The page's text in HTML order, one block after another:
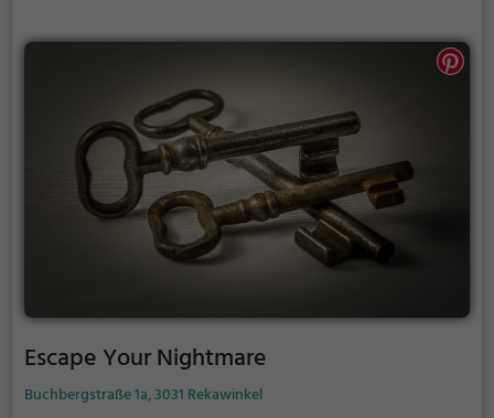
lösen.
Escape Your Nightmare
Buchbergstraße 1a, 3031 Rekawinkel